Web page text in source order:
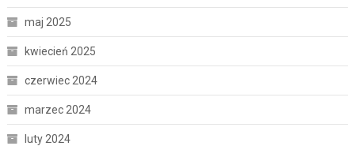
maj 2025
kwiecień 2025
czerwiec 2024
marzec 2024
luty 2024